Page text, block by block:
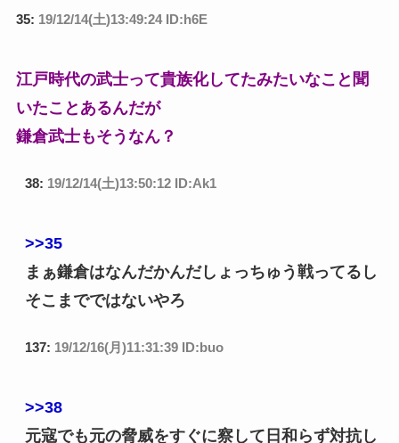
35: 19/12/14(土)13:49:24 ID:h6E
江戸時代の武士って貴族化してたみたいなこと聞
いたことあるんだが
鎌倉武士もそうなん？
38: 19/12/14(土)13:50:12 ID:Ak1
>>35
まぁ鎌倉はなんだかんだしょっちゅう戦ってるし
そこまでではないやろ
137: 19/12/16(月)11:31:39 ID:buo
>>38
元寇でも元の脅威をすぐに察して日和らず対抗し